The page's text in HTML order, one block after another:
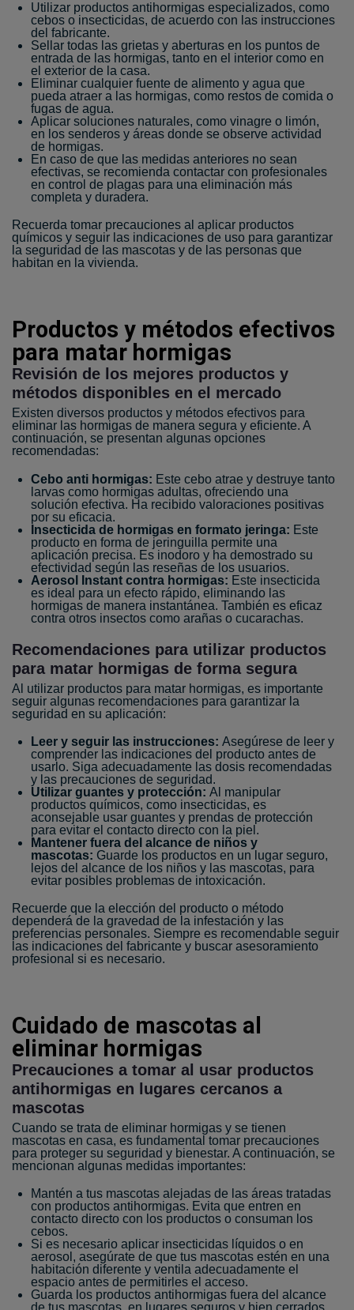
Utilizar productos antihormigas especializados, como
cebos o insecticidas, de acuerdo con las instrucciones
del fabricante.
Sellar todas las grietas y aberturas en los puntos de
entrada de las hormigas, tanto en el interior como en
el exterior de la casa.
Eliminar cualquier fuente de alimento y agua que
pueda atraer a las hormigas, como restos de comida o
fugas de agua.
Aplicar soluciones naturales, como vinagre o limón,
en los senderos y áreas donde se observe actividad
de hormigas.
En caso de que las medidas anteriores no sean
efectivas, se recomienda contactar con profesionales
en control de plagas para una eliminación más
completa y duradera.
Recuerda tomar precauciones al aplicar productos
químicos y seguir las indicaciones de uso para garantizar
la seguridad de las mascotas y de las personas que
habitan en la vivienda.
Productos y métodos efectivos
para matar hormigas
Revisión de los mejores productos y
métodos disponibles en el mercado
Existen diversos productos y métodos efectivos para
eliminar las hormigas de manera segura y eficiente. A
continuación, se presentan algunas opciones
recomendadas:
Cebo anti hormigas: Este cebo atrae y destruye tanto
larvas como hormigas adultas, ofreciendo una
solución efectiva. Ha recibido valoraciones positivas
por su eficacia.
Insecticida de hormigas en formato jeringa: Este
producto en forma de jeringuilla permite una
aplicación precisa. Es inodoro y ha demostrado su
efectividad según las reseñas de los usuarios.
Aerosol Instant contra hormigas: Este insecticida
es ideal para un efecto rápido, eliminando las
hormigas de manera instantánea. También es eficaz
contra otros insectos como arañas o cucarachas.
Recomendaciones para utilizar productos
para matar hormigas de forma segura
Al utilizar productos para matar hormigas, es importante
seguir algunas recomendaciones para garantizar la
seguridad en su aplicación:
Leer y seguir las instrucciones: Asegúrese de leer y
comprender las indicaciones del producto antes de
usarlo. Siga adecuadamente las dosis recomendadas
y las precauciones de seguridad.
Utilizar guantes y protección: Al manipular
productos químicos, como insecticidas, es
aconsejable usar guantes y prendas de protección
para evitar el contacto directo con la piel.
Mantener fuera del alcance de niños y
mascotas: Guarde los productos en un lugar seguro,
lejos del alcance de los niños y las mascotas, para
evitar posibles problemas de intoxicación.
Recuerde que la elección del producto o método
dependerá de la gravedad de la infestación y las
preferencias personales. Siempre es recomendable seguir
las indicaciones del fabricante y buscar asesoramiento
profesional si es necesario.
Cuidado de mascotas al
eliminar hormigas
Precauciones a tomar al usar productos
antihormigas en lugares cercanos a
mascotas
Cuando se trata de eliminar hormigas y se tienen
mascotas en casa, es fundamental tomar precauciones
para proteger su seguridad y bienestar. A continuación, se
mencionan algunas medidas importantes:
Mantén a tus mascotas alejadas de las áreas tratadas
con productos antihormigas. Evita que entren en
contacto directo con los productos o consuman los
cebos.
Si es necesario aplicar insecticidas líquidos o en
aerosol, asegúrate de que tus mascotas estén en una
habitación diferente y ventila adecuadamente el
espacio antes de permitirles el acceso.
Guarda los productos antihormigas fuera del alcance